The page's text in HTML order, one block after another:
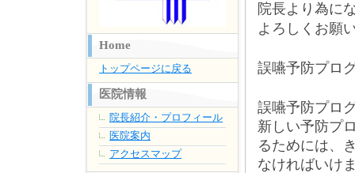
Home
トップページに戻る
医院情報
院長紹介・プロフィール
医院案内
アクセスマップ
院長より為に
よろしくお願
誤嚥予防プロ
誤嚥予防プロ
新しい予防プ
るためには、
なければいけ